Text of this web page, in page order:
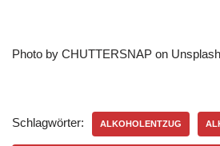
Photo by CHUTTERSNAP on Unsplash
Schlagwörter: ALKOHOLENTZUG